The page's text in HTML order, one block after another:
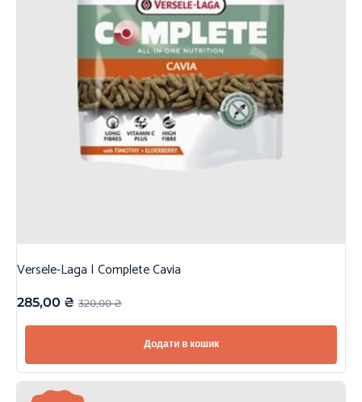
Versele-Laga | Complete Cavia
320,00₴
285,00 ₴
Додати в кошик